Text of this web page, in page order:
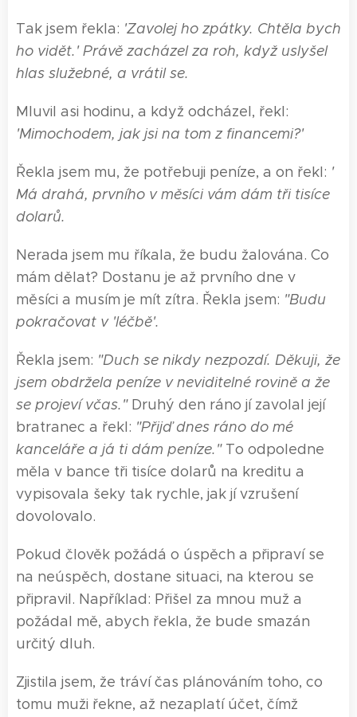
Tak jsem řekla: 'Zavolej ho zpátky. Chtěla bych
ho vidět.' Právě zacházel za roh, když uslyšel
hlas služebné, a vrátil se.
Mluvil asi hodinu, a když odcházel, řekl:
'Mimochodem, jak jsina tom z financemi?'
Řekla jsem mu, že potřebuji peníze, a on řekl: '
Má drahá, prvního v měsíci vám dám tři tisíce
dolarů.
Nerada jsem mu říkala, že budu žalována. Co
mám dělat? Dostanu je až prvního dne v
měsíci a musím je mít zítra. Řekla jsem: "Budu
pokračovat v 'léčbě'.
Řekla jsem: "Duch se nikdy nezpozdí. Děkuji, že
jsem obdržela peníze v neviditelné rovině a že
se projevívčas." Druhý den ráno jí zavolal její
bratranec a řekl: "Přijď dnes ráno do mé
kanceláře a já ti dám peníze."To odpoledne
měla v bance tři tisíce dolarů na kreditu a
vypisovala šeky tak rychle, jak jí vzrušení
dovolovalo.
Pokud člověk požádá o úspěch a připraví se
na neúspěch, dostane situaci, na kterou se
připravil. Například: Přišel za mnou muž a
požádal mě, abych řekla, že bude smazán
určitý dluh.
Zjistila jsem, že tráví čas plánováním toho, co
tomu muži řekne, až nezaplatí účet, čímž